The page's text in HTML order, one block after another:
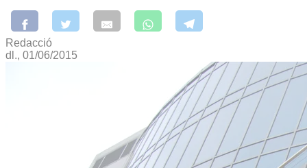
Redacció
dl., 01/06/2015